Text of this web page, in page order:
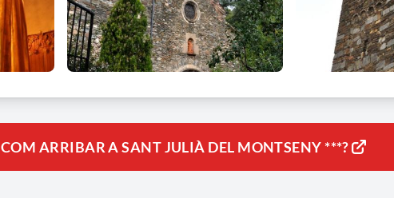
COM ARRIBAR A SANT JULIÀ DEL MONTSENY ***?